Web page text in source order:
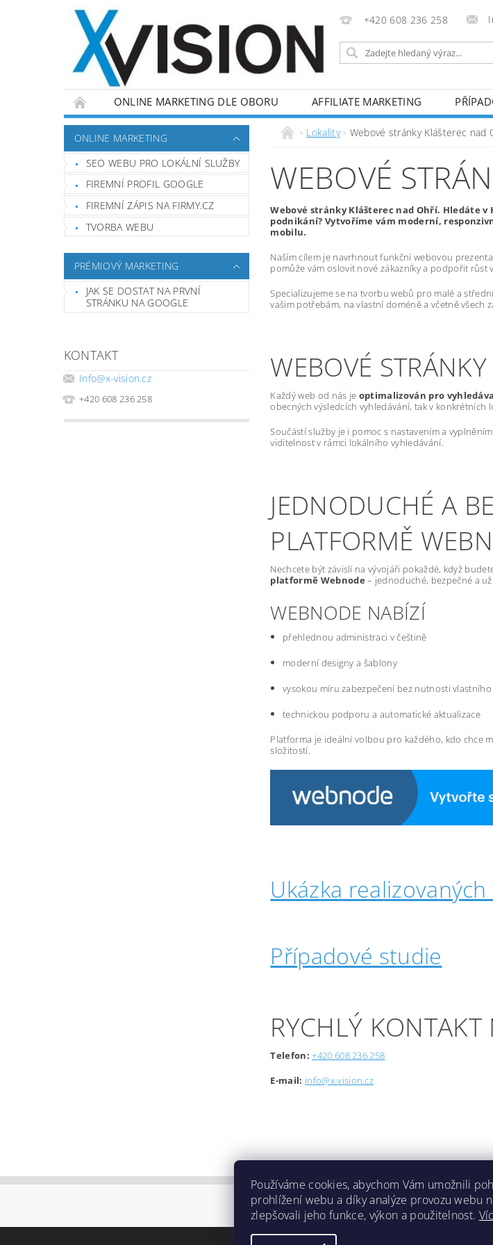
+420 608 236 258
ONLINE MARKETING DLE OBORU AFFILIATE MARKETING
ONLINE MARKETING
SEO WEBU PRO LOKÁLNÍ SLUŽBY
FIREMNÍ PROFIL GOOGLE
FIREMNÍ ZÁPIS NA FIRMY.CZ
TVORBA WEBU
PRÉMIOVÝ MARKETING
JAK SE DOSTAT NA PRVNÍ
STRÁNKU NA GOOGLE
KONTAKT
Info@x-vision.cz
+420 608 236 258
Lokality Webové stránky Klášterec nad
WEBOVÉ
Webové stránky Klášterec nad Ohří. Hledáte
podnikání? Vytvoříme vám moderní,
mobilu.
Naším cílem je navrhnout funkční webovou
pomůže vám oslovit nové zákazníky a podpořit růst
Specializujeme se na tvorbu webů pro malé a
vašim potřebám, na vlastní doméně a včetně
WEBOVÉ
Každý web od nás je optimalizován pro
obecných výsledcích vyhledávání, tak v konkrétních
Součástí služby je i pomoc s nastavením a
viditelnost v rámci lokálního vyhledávání.
JEDNODUCHÉ A
PLATFORMĚ
Nechcete být závislí na vývojáři pokaždé, když
platformě Webnode – jednoduché, bezpečné a
WEBNODE NABÍZÍ
přehlednou administraci v češtině
moderní designy a šablony
vysokou míru zabezpečení bez nutnosti
technickou podporu a automatické aktualizace
Platforma je ideální volbou pro každého, kdo chce
složitostí.
Ukázka
Případové studie
RYCHLÝ
Telefon: +420 608 236 258
E-mail: info@x-vision.cz
Lokality
Používáme cookies, abychom Vám umožnili
prohlížení webu a díky analýze provozu webu
zlepšovali jeho funkce, výkon a použitelnost.